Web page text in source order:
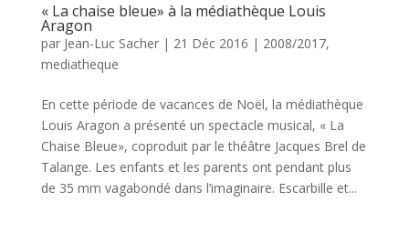
« La chaise bleue» à la médiathèque Louis
Aragon
par Jean-Luc Sacher| 21 Déc 2016 | 2008/2017,
mediatheque
En cette période de vacances de Noël, la médiathèque
Louis Aragon a présenté un spectacle musical, « La
Chaise Bleue», coproduit par le théâtre Jacques Brel de
Talange. Les enfants et les parents ont pendant plus
de 35 mm vagabondé dans l’imaginaire. Escarbille et...